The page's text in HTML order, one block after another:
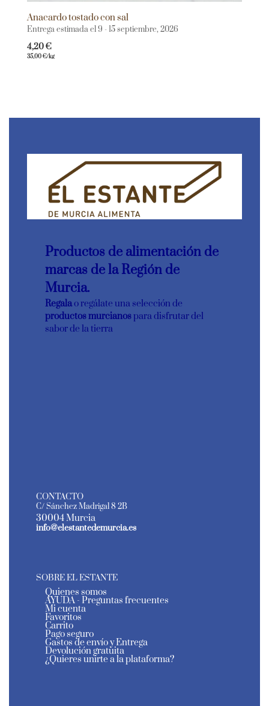
Anacardo tostado con sal
Entrega estimada el 9 - 15 septiembre, 2026
4,20€
35,00€/kg
Productos de alimentación de
marcas de la Región de
Murcia.
Regalao regálate una selección de
productos murcianospara disfrutar del
sabor de la tierra
CONTACTO
C/ Sánchez Madrigal 8 2B
30004 Murcia
info@elestantedemurcia.es
SOBRE EL ESTANTE
Quienes somos
AYUDA - Preguntas frecuentes
Mi cuenta
Favoritos
Carrito
Pago seguro
Gastos de envío y Entrega
Devolución gratuita
¿Quieres unirte a la plataforma?